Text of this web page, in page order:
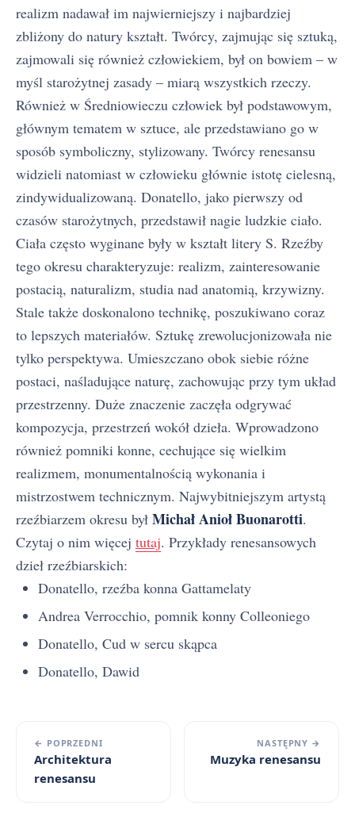
realizm nadawał im najwierniejszy i najbardziej
zbliżony do natury kształt. Twórcy, zajmując się sztuką,
zajmowali się również człowiekiem, był on bowiem – w
myśl starożytnej zasady – miarą wszystkich rzeczy.
Również w Średniowieczu człowiek był podstawowym,
głównym tematem w sztuce, ale przedstawiano go w
sposób symboliczny, stylizowany. Twórcy renesansu
widzieli natomiast w człowieku głównie istotę cielesną,
zindywidualizowaną. Donatello, jako pierwszy od
czasów starożytnych, przedstawił nagie ludzkie ciało.
Ciała często wyginane były w kształt litery S. Rzeźby
tego okresu charakteryzuje: realizm, zainteresowanie
postacią, naturalizm, studia nad anatomią, krzywizny.
Stale także doskonalono technikę, poszukiwano coraz
to lepszych materiałów. Sztukę zrewolucjonizowała nie
tylko perspektywa. Umieszczano obok siebie różne
postaci, naśladujące naturę, zachowując przy tym układ
przestrzenny. Duże znaczenie zaczęła odgrywać
kompozycja, przestrzeń wokół dzieła. Wprowadzono
również pomniki konne, cechujące się wielkim
realizmem, monumentalnością wykonania i
mistrzostwem technicznym. Najwybitniejszym artystą
rzeźbiarzem okresu był Michał Anioł Buonarotti.
Czytaj o nim więcej tutaj. Przykłady renesansowych
dzieł rzeźbiarskich:
Donatello, rzeźba konna Gattamelaty
Andrea Verrocchio, pomnik konny Colleoniego
Donatello, Cud w sercu skąpca
Donatello, Dawid
← POPRZEDNI
Architektura
renesansu
NASTĘPNY →
Muzyka renesansu